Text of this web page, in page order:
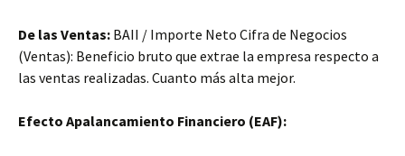
De las Ventas: BAII / Importe Neto Cifra de Negocios
(Ventas): Beneficio bruto que extrae la empresa respecto a
las ventas realizadas. Cuanto más alta mejor.
Efecto Apalancamiento Financiero (EAF):